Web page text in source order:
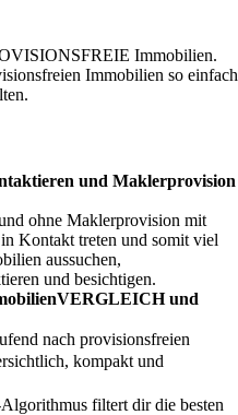
Immobilien.
Immobilien so einfach
und Maklerprovision
ohne Maklerprovision mit
Kontakt treten und somit viel
aussuchen,
und besichtigen.
und
nach provisionsfreien
kompakt und
filtert dir die besten